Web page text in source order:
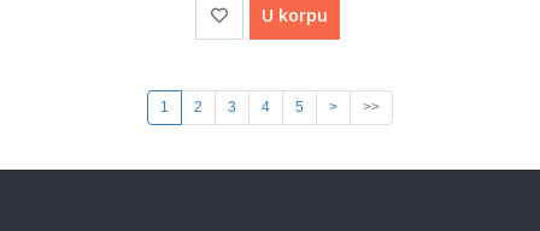
U korpu
1 2 3 4 5 > >>